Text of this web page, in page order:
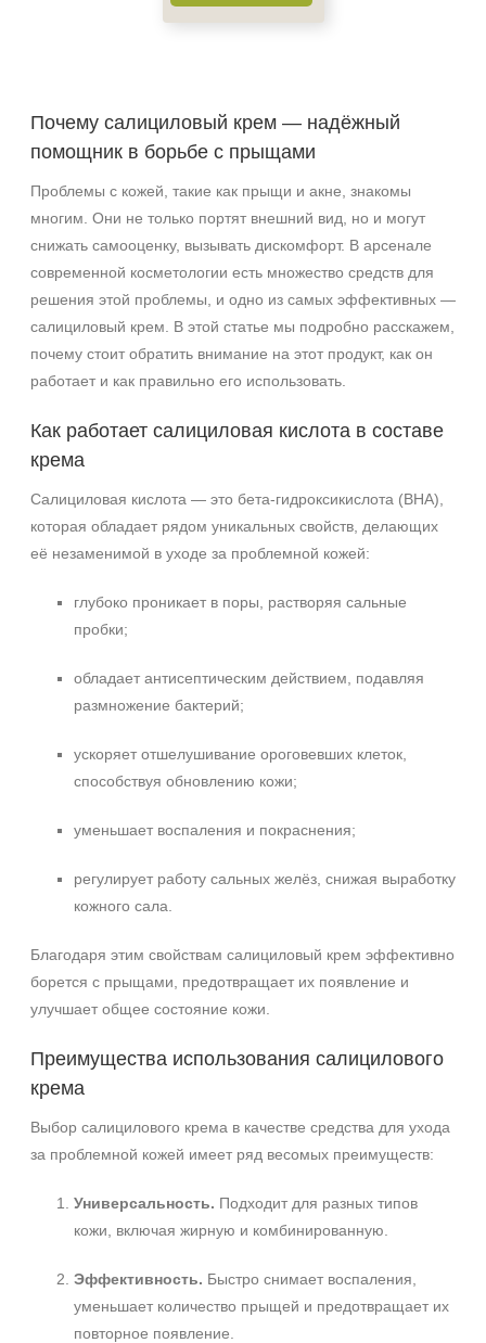
Почему салициловый крем — надёжный
помощник в борьбе с прыщами
Проблемы с кожей, такие как прыщи и акне, знакомы
многим. Они не только портят внешний вид, но и могут
снижать самооценку, вызывать дискомфорт. В арсенале
современной косметологии есть множество средств для
решения этой проблемы, и одно из самых эффективных —
салициловый крем. В этой статье мы подробно расскажем,
почему стоит обратить внимание на этот продукт, как он
работает и как правильно его использовать.
Как работает салициловая кислота в составе
крема
Салициловая кислота — это бета‑гидроксикислота (BHA),
которая обладает рядом уникальных свойств, делающих
её незаменимой в уходе за проблемной кожей:
глубоко проникает в поры, растворяя сальные
пробки;
обладает антисептическим действием, подавляя
размножение бактерий;
ускоряет отшелушивание ороговевших клеток,
способствуя обновлению кожи;
уменьшает воспаления и покраснения;
регулирует работу сальных желёз, снижая выработку
кожного сала.
Благодаря этим свойствам салициловый крем эффективно
борется с прыщами, предотвращает их появление и
улучшает общее состояние кожи.
Преимущества использования салицилового
крема
Выбор салицилового крема в качестве средства для ухода
за проблемной кожей имеет ряд весомых преимуществ:
Универсальность. Подходит для разных типов
кожи, включая жирную и комбинированную.
Эффективность. Быстро снимает воспаления,
уменьшает количество прыщей и предотвращает их
повторное появление.
+7 (495) 640-58-89